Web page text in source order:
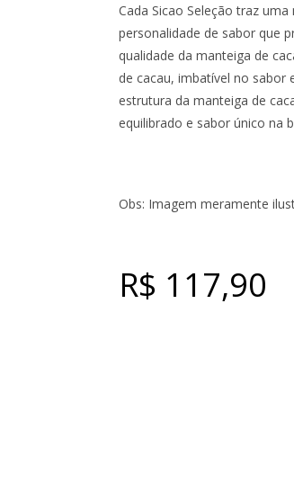
Cada Sicao Seleção traz
personalidade de sabor que
qualidade da manteiga de
de cacau, imbatível no sabor
estrutura da manteiga de
equilibrado e sabor único na
Obs: Imagem meramente
R$ 117,90